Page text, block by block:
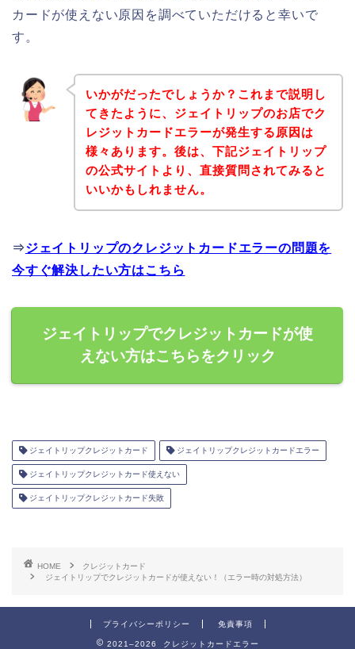
カードが使えない原因を調べていただけると幸いで
す。
いかがだったでしょうか？これまで説明し
てきたように、ジェイトリップのお店でク
レジットカードエラーが発生する原因は
様々あります。後は、下記ジェイトリップ
の公式サイトより、直接質問されてみると
いいかもしれません。
⇒ジェイトリップのクレジットカードエラーの問題を
今すぐ解決したい方はこちら
ジェイトリップでクレジットカードが使
えない方はこちらをクリック
ジェイトリップクレジットカード ジェイトリップクレジットカードエラー
ジェイトリップクレジットカード使えない
ジェイトリップクレジットカード失敗
HOME
クレジットカード
ジェイトリップでクレジットカードが使えない！（エラー時の対処方法）
プライバシーポリシー 免責事項
2021–2026 クレジットカードエラー